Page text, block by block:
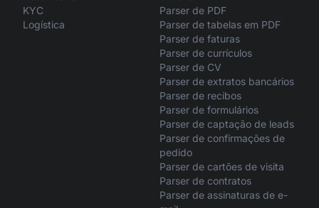
KYC
Logística
Parser de PDF
Parser de tabelas em PDF
Parser de faturas
Parser de currículos
Parser de CV
Parser de extratos bancários
Parser de recibos
Parser de formulários
Parser de captação de leads
Parser de confirmações de
pedido
Parser de cartões de visita
Parser de contratos
Parser de assinaturas de e-